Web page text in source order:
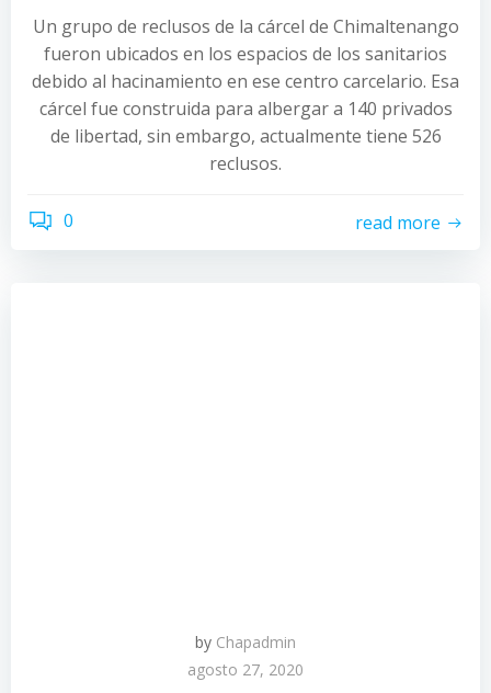
Un grupo de reclusos de la cárcel de Chimaltenango
fueron ubicados en los espacios de los sanitarios
debido al hacinamiento en ese centro carcelario. Esa
cárcel fue construida para albergar a 140 privados
de libertad, sin embargo, actualmente tiene 526
reclusos.
0 read more
by Chapadmin
agosto 27, 2020